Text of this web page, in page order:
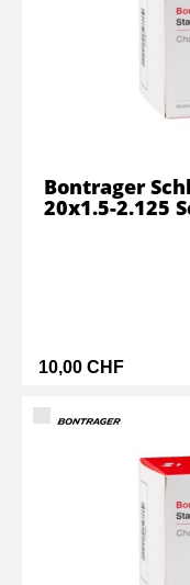
10,00 CHF
Bontrager
20x1.5-2.125